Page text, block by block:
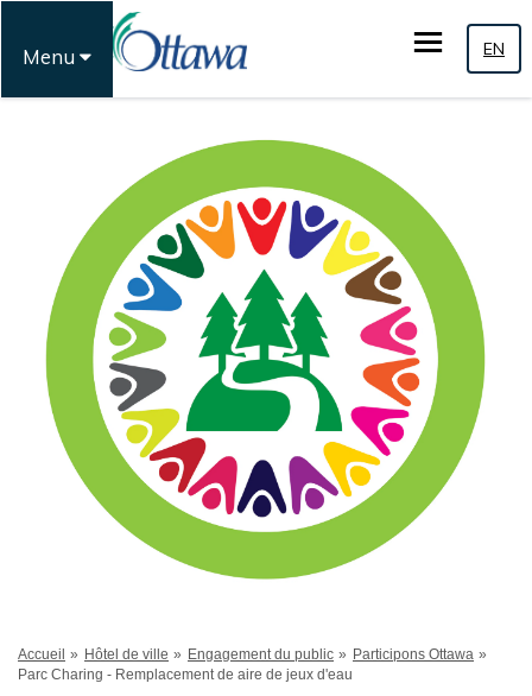
Menu EN
Vous êtes ici:
Accueil Hôtel de ville Engagement du public
Participons Ottawa
Parc Charing - Remplacement de aire de jeux d'eau